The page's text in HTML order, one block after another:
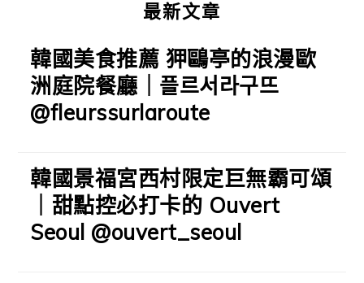
最新文章
韓國美食推薦 狎鷗亭的浪漫歐
洲庭院餐廳｜플르서라구뜨
@fleurssurlaroute
韓國景福宮西村限定巨無霸可頌
｜甜點控必打卡的 Ouvert
Seoul @ouvert_seoul